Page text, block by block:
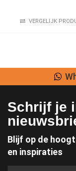
VERGELIJK
Schrijf je
Blijf op de
en inspiraties